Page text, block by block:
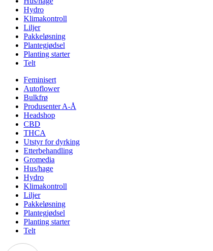
Hydro
Klimakontroll
Liljer
Pakkeløsning
Plantegjødsel
Planting starter
Telt
Feminisert
Autoflower
Bulkfrø
Produsenter A-Å
Headshop
CBD
THCA
Utstyr for dyrking
Etterbehandling
Gromedia
Hus/hage
Hydro
Klimakontroll
Liljer
Pakkeløsning
Plantegjødsel
Planting starter
Telt